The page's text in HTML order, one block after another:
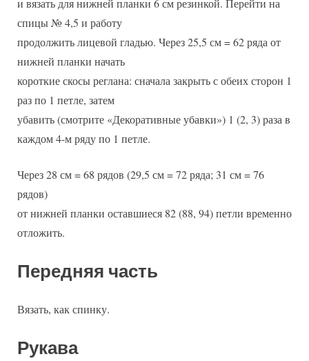
и вязать для нижней планки 6 см резинкой. Перейти на
спицы № 4,5 и работу
продолжить лицевой гладью. Через 25,5 см = 62 ряда от
нижней планки начать
короткие скосы реглана: сначала закрыть с обеих сторон 1
раз по 1 петле, затем
убавить (смотрите «Декоративные убавки») 1 (2, 3) раза в
каждом 4-м ряду по 1 петле.
Через 28 см = 68 рядов (29,5 см = 72 ряда; 31 см = 76
рядов)
от нижней планки оставшиеся 82 (88, 94) петли временно
отложить.
Передняя часть
Вязать, как спинку.
Рукава